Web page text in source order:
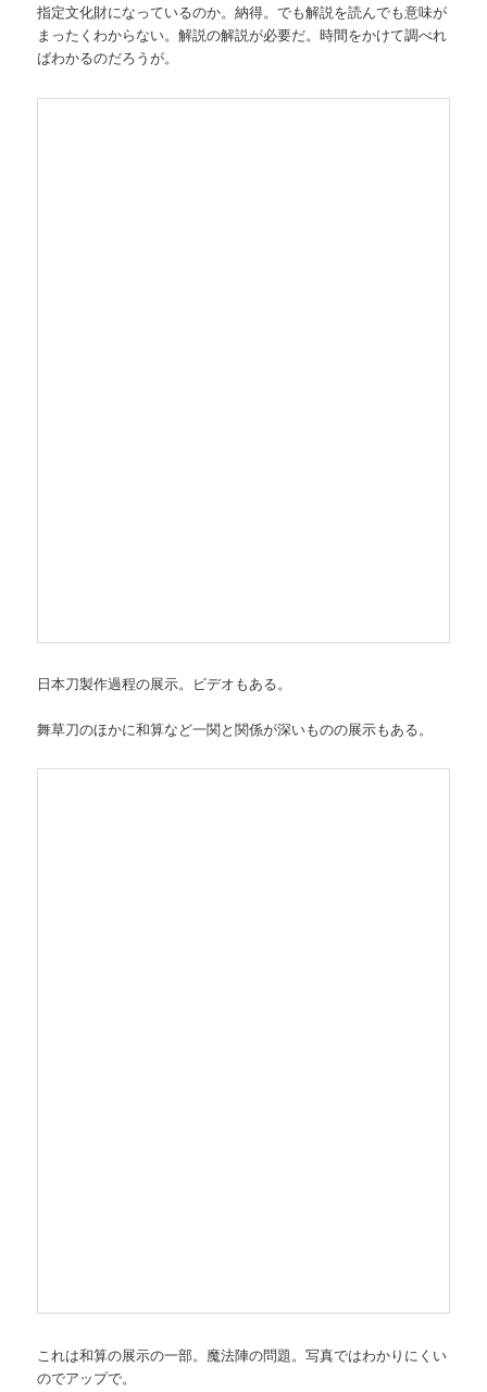
指定文化財になっているのか。納得。でも解説を読んでも意味が
まったくわからない。解説の解説が必要だ。時間をかけて調べれ
ばわかるのだろうが。
日本刀製作過程の展示。ビデオもある。
舞草刀のほかに和算など一関と関係が深いものの展示もある。
これは和算の展示の一部。魔法陣の問題。写真ではわかりにくい
のでアップで。